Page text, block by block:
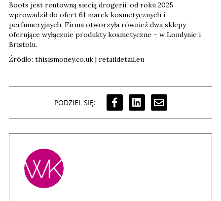
Boots jest rentowną siecią drogerii, od roku 2025
wprowadził do ofert 61 marek kosmetycznych i
perfumeryjnych. Firma otworzyła również dwa sklepy
oferujące wyłącznie produkty kosmetyczne – w Londynie i
Bristolu.
Źródło: thisismoney.co.uk | retaildetail.eu
PODZIEL SIĘ: